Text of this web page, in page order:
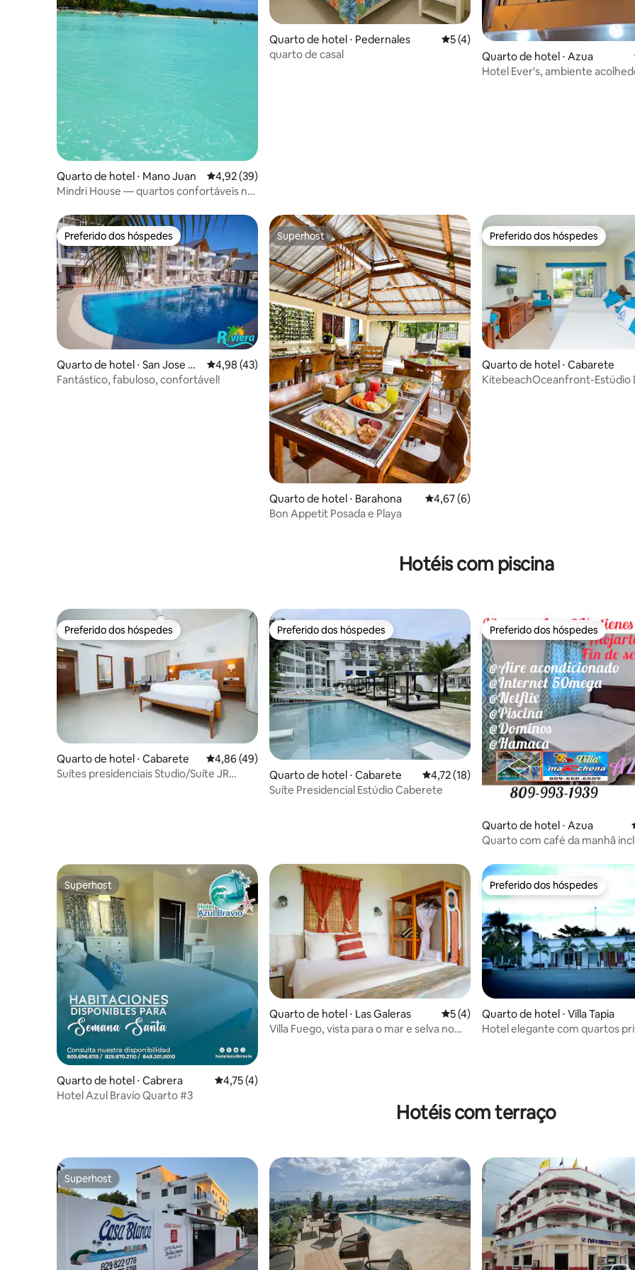
Quarto de hotel ⋅ Mano Juan 4,92 de uma avaliação média de 5, 39 avaliações
4,92 (39)
Mindri House — quartos confortáveis no
Quarto de hotel ⋅ Pedernales 5 de uma avaliação média de 5, 4
5 (4)
quarto de casal
Quarto de hotel ⋅ Azua
Hotel Ever's, ambiente
Preferido dos hóspedes
Preferido dos hóspedes
Quarto de hotel ⋅ San Jose de
Las Matas
4,98 de uma avaliação média de 5, 43 avaliações
4,98 (43)
Fantástico, fabuloso, confortável!
Superhost
Superhost
Quarto de hotel ⋅ Barahona 4,67 de uma avaliação média de 5, 6
4,67 (6)
Bon Appetit Posada e Playa
Preferido dos hóspedes
Preferido dos hóspedes
Quarto de hotel ⋅ Cabarete
KitebeachOceanfront-Estúdio
Hotéis com piscina
Preferido dos hóspedes
Preferido dos hóspedes
Quarto de hotel ⋅ Cabarete 4,86 de uma avaliação média de 5, 49 avaliações
4,86 (49)
Suítes presidenciais Studio/Suíte JR
Preferido dos hóspedes
Preferido dos hóspedes
Quarto de hotel ⋅ Cabarete 4,72 de uma avaliação média de 5, 18
4,72 (18)
Suíte Presidencial Estúdio Caberete
Preferido dos hóspedes
Preferido dos hóspedes
Quarto de hotel ⋅ Azua
Quarto com café da manhã
Superhost
Superhost
Quarto de hotel ⋅ Cabrera 4,75 de uma avaliação média de 5, 4 avaliações
4,75 (4)
Hotel Azul Bravío Quarto #3
Quarto de hotel ⋅ Las Galeras 5 de uma avaliação média de 5, 4
5 (4)
Villa Fuego, vista para o mar e selva no
Preferido dos hóspedes
Preferido dos hóspedes
Quarto de hotel ⋅ Villa Tapia
Hotel elegante com quartos
Hotéis com terraço
Superhost
Superhost